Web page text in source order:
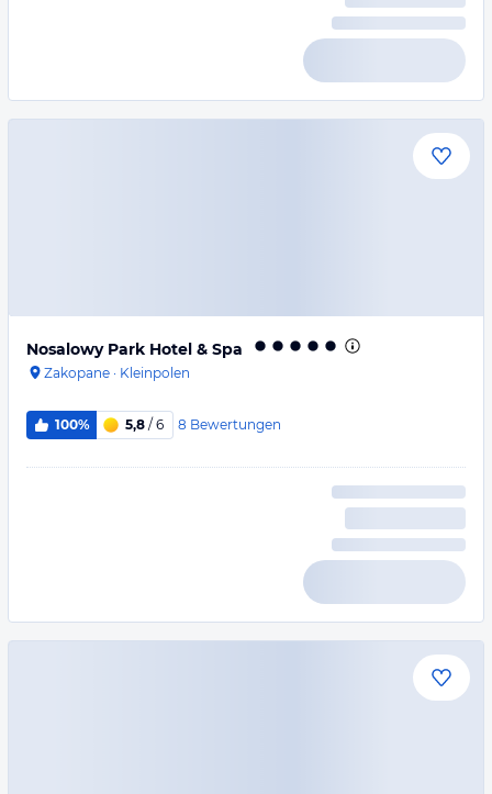
Nosalowy Park Hotel & Spa
Zakopane · Kleinpolen
100% 5,8 / 6 8 Bewertungen